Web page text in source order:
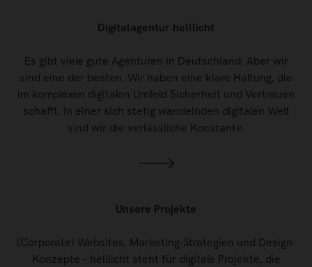
Digitalagentur helllicht
Es gibt viele gute Agenturen in Deutschland. Aber wir
sind eine der besten. Wir haben eine klare Haltung, die
im komplexen digitalen Umfeld Sicherheit und Vertrauen
schafft. In einer sich stetig wandelnden digitalen Welt
sind wir die verlässliche Konstante.
Unsere Projekte
(Corporate) Websites, Marketing-Strategien und Design-
Konzepte – helllicht steht für digitale Projekte, die